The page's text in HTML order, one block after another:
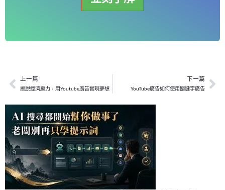
上一頁
上一篇
擺脫經濟壓力，用Youtube廣告實現夢想
下一篇
YouTube廣告如何使用關鍵字廣告下